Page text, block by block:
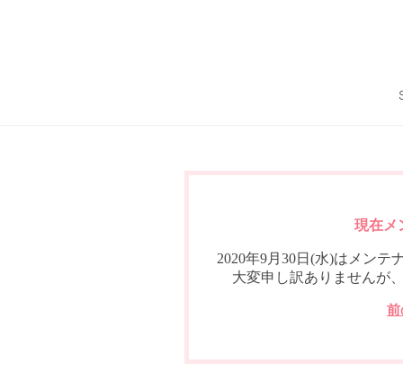
現在メ
2020年9月30日(水)はメンテ
大変申し訳ありませんが
前